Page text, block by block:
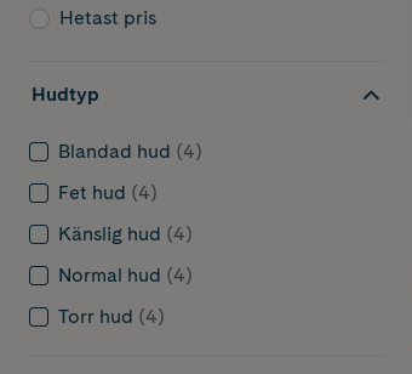
Hetast pris
Hudtyp
Blandad hud (4)
Fet hud (4)
Känslig hud (4)
Normal hud (4)
Torr hud (4)